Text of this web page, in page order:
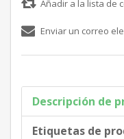
Descripción de
Etiquetas de